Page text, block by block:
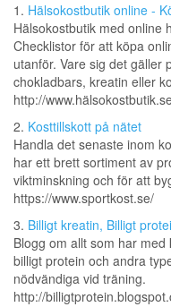
1. Hälsokostbutik online -
Hälsokostbutik med online
Checklistor för att köpa
utanför. Vare sig det gäller
chokladbars, kreatin eller
http://
2. Kosttillskott på nätet
Handla det senaste inom
har ett brett sortiment av
viktminskning och för att
https://www.sportkost.se/
3. Billigt kreatin, Billigt
Blogg om allt som har
billigt protein och andra
nödvändiga vid träning.
http://